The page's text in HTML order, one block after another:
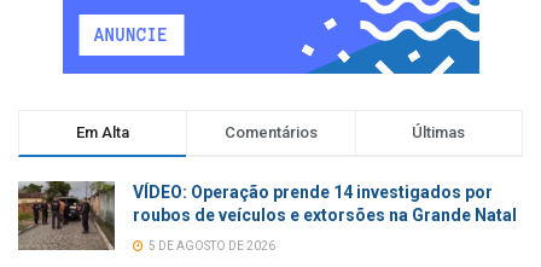
Em Alta Comentários Últimas
VÍDEO: Operação prende 14 investigados por
roubos de veículos e extorsões na Grande Natal
5 DE AGOSTO DE 2026